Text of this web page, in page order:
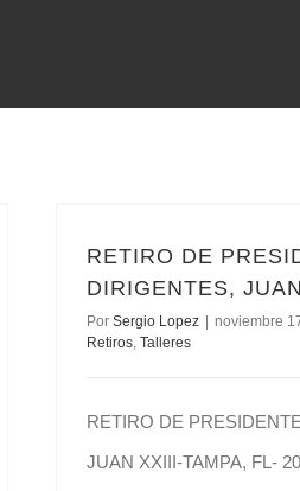
RETIRO DE
DIRIGENTES,
Por Sergio Lopez noviembre
Retiros, Talleres
RETIRO DE
JUAN XXIII-TAMPA, FL-